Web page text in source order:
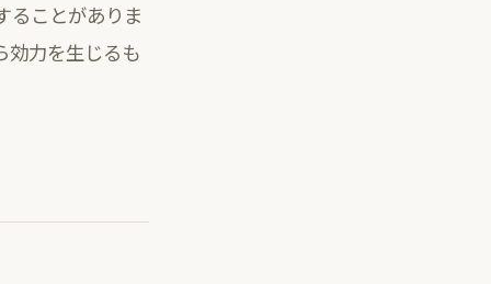
ることがありま
効力を生じるも